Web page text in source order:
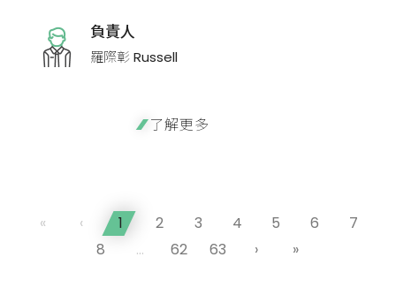
負責人
羅際彰 Russell
了解更多
« ‹ 1 2 3 4 5 6
7
8
... 62 63 › »